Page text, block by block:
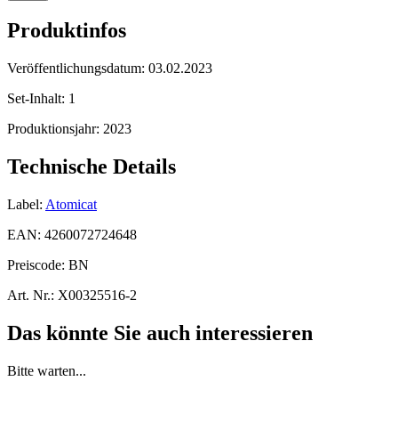
Produktinfos
Veröffentlichungsdatum: 03.02.2023
Set-Inhalt: 1
Produktionsjahr: 2023
Technische Details
Label: Atomicat
EAN: 4260072724648
Preiscode: BN
Art. Nr.: X00325516-2
Das könnte Sie auch interessieren
Bitte warten...